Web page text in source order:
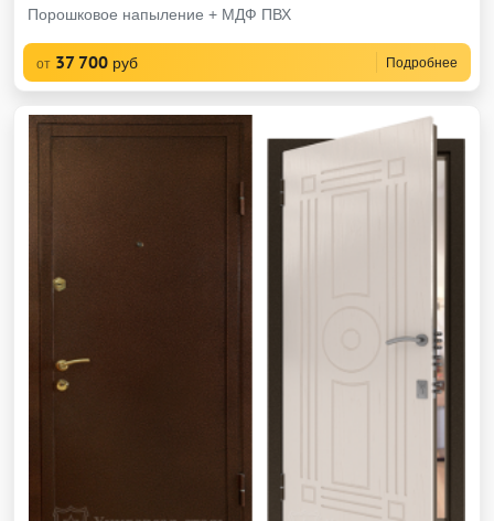
Порошковое напыление + МДФ ПВХ
от 37 700 руб Подробнее